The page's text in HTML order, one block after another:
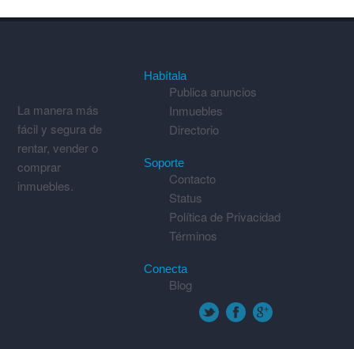
La manera más
fácil y segura de
rentar, vender o
comprar
inmuebles.
Habítala
Publica anuncios
Inmuebles
Directorio
Soporte
Contacto
Status
Política de Privacidad
Términos
Conecta
Blog